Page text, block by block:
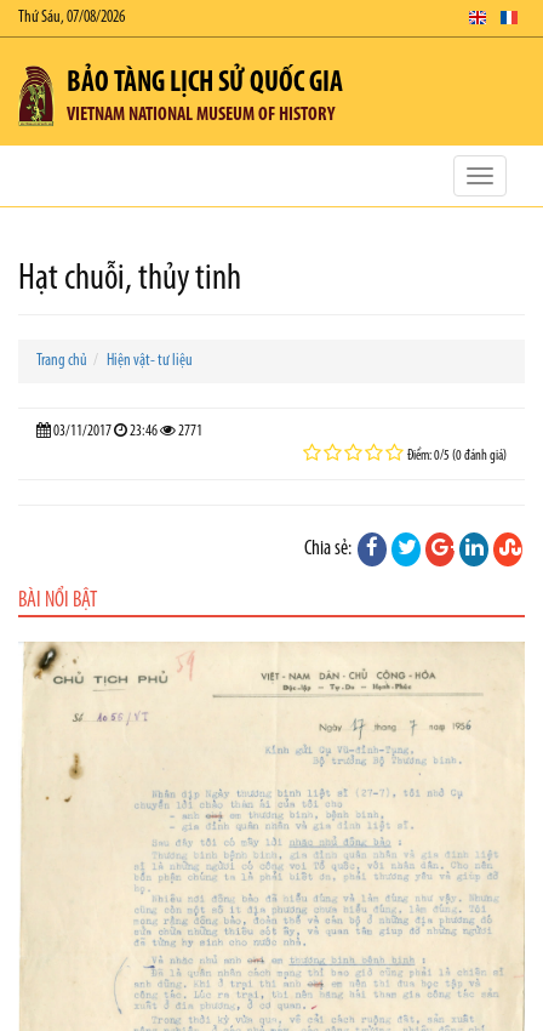
Thứ Sáu, 07/08/2026
BẢO TÀNG LỊCH SỬ QUỐC GIA
VIETNAM NATIONAL MUSEUM OF HISTORY
Toggle
Hạt chuỗi, thủy tinh
Trang chủ Hiện vật- tư liệu
03/11/2017 23:46 2771
Điểm: 0/5 (0 đánh giá)
Chia sẻ:
BÀI NỔI BẬT